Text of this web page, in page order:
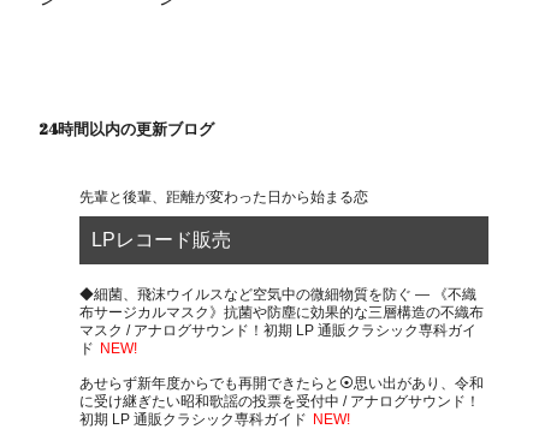
24時間以内の更新ブログ
先輩と後輩、距離が変わった日から始まる恋
LPレコード販売
◆細菌、飛沫ウイルスなど空気中の微細物質を防ぐ ― 《不織
布サージカルマスク》抗菌や防塵に効果的な三層構造の不織布
マスク / アナログサウンド！初期 LP 通販クラシック専科ガイ
ド NEW!
あせらず新年度からでも再開できたらと⦿思い出があり、令和
に受け継ぎたい昭和歌謡の投票を受付中 / アナログサウンド！
初期 LP 通販クラシック専科ガイド NEW!